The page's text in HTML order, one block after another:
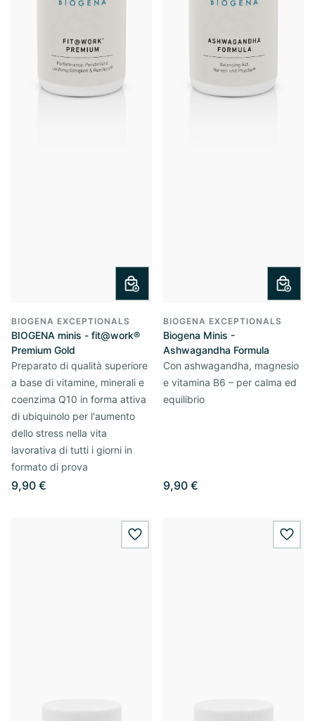
BIOGENA EXCEPTIONALS
BIOGENA minis - fit@work®
Premium Gold
Preparato di qualità superiore
a base di vitamine, minerali e
coenzima Q10 in forma attiva
di ubiquinolo per l'aumento
dello stress nella vita
lavorativa di tutti i giorni in
formato di prova
9,90 €
BIOGENA EXCEPTIONALS
Biogena Minis -
Ashwagandha Formula
Con ashwagandha, magnesio
e vitamina B6 – per calma ed
equilibrio
9,90 €
wishlist.add